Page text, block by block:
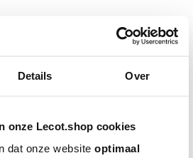
Details Over
onze Lecot.shop cookies
dat onze website optimaal